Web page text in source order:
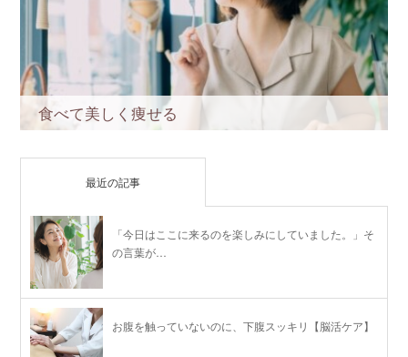
食べて美しく痩せる
最近の記事
「今日はここに来るのを楽しみにしていました。」そ
の言葉が…
お腹を触っていないのに、下腹スッキリ【脳活ケア】